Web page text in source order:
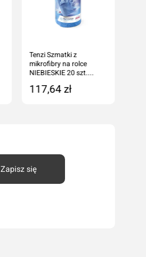
Tenzi Szmatki z
mikrofibry na rolce
NIEBIESKIE 20 szt....
117,64 zł
Zapisz się